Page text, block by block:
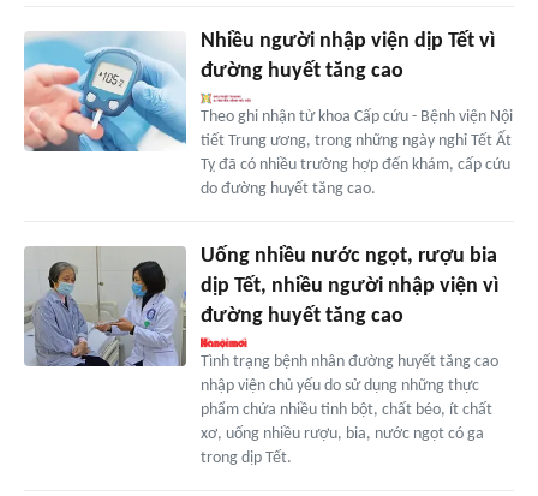
Nhiều người nhập viện dịp Tết vì
đường huyết tăng cao
Theo ghi nhận từ khoa Cấp cứu - Bệnh viện Nội
tiết Trung ương, trong những ngày nghỉ Tết Ất
Tỵ đã có nhiều trường hợp đến khám, cấp cứu
do đường huyết tăng cao.
Uống nhiều nước ngọt, rượu bia
dịp Tết, nhiều người nhập viện vì
đường huyết tăng cao
Tình trạng bệnh nhân đường huyết tăng cao
nhập viện chủ yếu do sử dụng những thực
phẩm chứa nhiều tinh bột, chất béo, ít chất
xơ, uống nhiều rượu, bia, nước ngọt có ga
trong dịp Tết.